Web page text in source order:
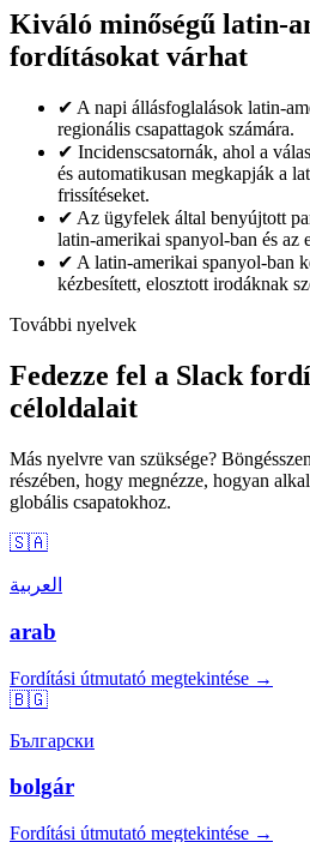
Kiváló minőségű latin-
fordításokat várhat
✔ A napi állásfoglalások latin-
regionális csapattagok számára.
✔ Incidenscsatornák, ahol a
és automatikusan megkapják a
frissítéseket.
✔ Az ügyfelek által benyújtott
latin-amerikai spanyol-ban és az
✔ A latin-amerikai spanyol-ban
kézbesített, elosztott irodáknak
További nyelvek
Fedezze fel a Slack
céloldalait
Más nyelvre van szüksége?
részében, hogy megnézze, hogyan
globális csapatokhoz.
🇸🇦
العربية
arab
Fordítási útmutató megtekintése →
🇧🇬
Български
bolgár
Fordítási útmutató megtekintése →